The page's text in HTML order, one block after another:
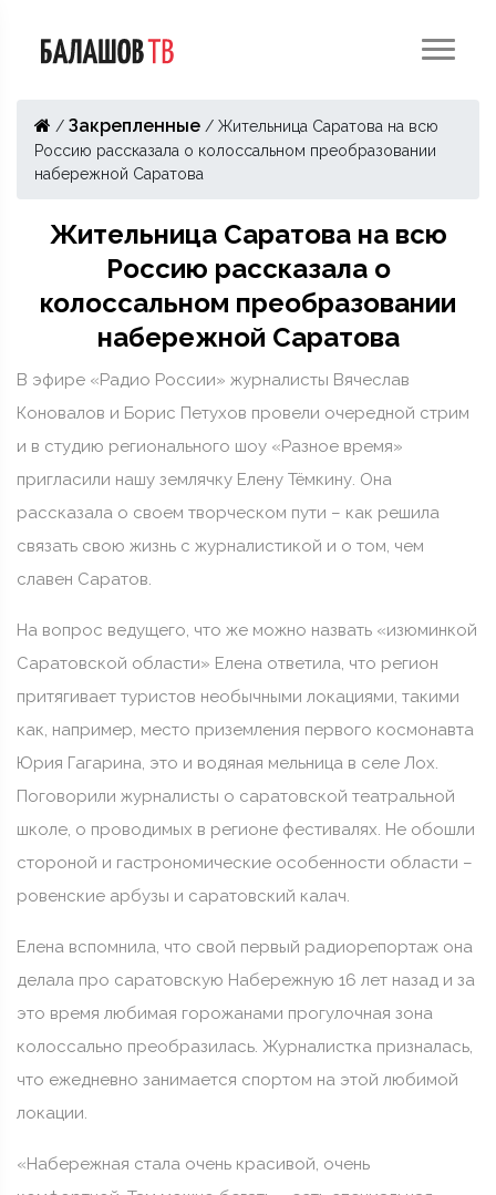
/ Закрепленные / Жительница Саратова на всю
Россию рассказала о колоссальном преобразовании
набережной Саратова
Жительница Саратова на всю
Россию рассказала о
колоссальном преобразовании
набережной Саратова
В эфире «Радио России» журналисты Вячеслав
Коновалов и Борис Петухов провели очередной стрим
и в студию регионального шоу «Разное время»
пригласили нашу землячку Елену Тёмкину. Она
рассказала о своем творческом пути – как решила
связать свою жизнь с журналистикой и о том, чем
славен Саратов.
На вопрос ведущего, что же можно назвать «изюминкой
Саратовской области» Елена ответила, что регион
притягивает туристов необычными локациями, такими
как, например, место приземления первого космонавта
Юрия Гагарина, это и водяная мельница в селе Лох.
Поговорили журналисты о саратовской театральной
школе, о проводимых в регионе фестивалях. Не обошли
стороной и гастрономические особенности области –
ровенские арбузы и саратовский калач.
Елена вспомнила, что свой первый радиорепортаж она
делала про саратовскую Набережную 16 лет назад и за
это время любимая горожанами прогулочная зона
колоссально преобразилась. Журналистка призналась,
что ежедневно занимается спортом на этой любимой
локации.
«Набережная стала очень красивой, очень